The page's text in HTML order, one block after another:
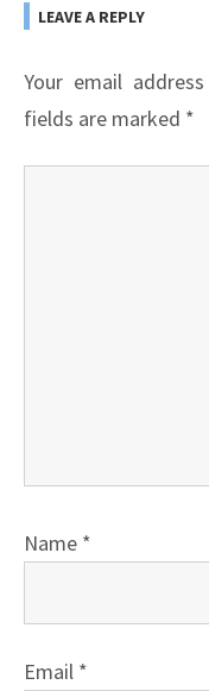
LEAVE A REPLY
Your email
fields are marked *
Name *
Email *